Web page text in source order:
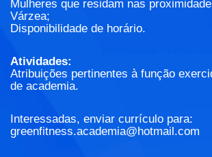
Mulheres que residam nas
Várzea;
Disponibilidade de horário.
Atividades:
Atribuições pertinentes à função
de academia.
Interessadas, enviar currículo para:
greenfitness.academia@hotmail.com